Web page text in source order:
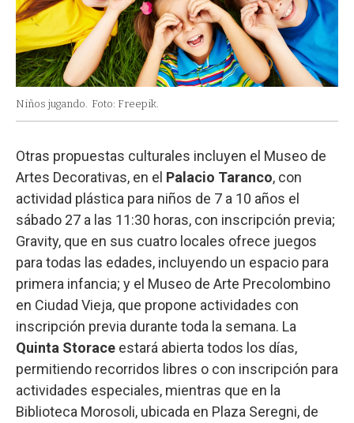
Niños jugando. Foto: Freepik.
Otras propuestas culturales incluyen el Museo de
Artes Decorativas, en el Palacio Taranco, con
actividad plástica para niños de 7 a 10 años el
sábado 27 a las 11:30 horas, con inscripción previa;
Gravity, que en sus cuatro locales ofrece juegos
para todas las edades, incluyendo un espacio para
primera infancia; y el Museo de Arte Precolombino
en Ciudad Vieja, que propone actividades con
inscripción previa durante toda la semana. La
Quinta Storace estará abierta todos los días,
permitiendo recorridos libres o con inscripción para
actividades especiales, mientras que en la
Biblioteca Morosoli, ubicada en Plaza Seregni, de